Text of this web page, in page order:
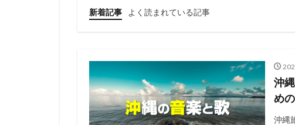
新着記事 よく読まれている記事
沖
め
沖縄